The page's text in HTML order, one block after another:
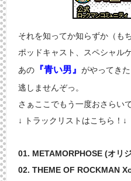
それを知ってか知らずか（も
ポッドキャスト、スペシャル
あの 『青い男』 がやってき
逃しませんぞっ。
さぁここでもう一度おさらい
↓ トラックリストはこちら！↓
01. METAMORPHOSE (オリ
02. THEME OF ROCKMAN